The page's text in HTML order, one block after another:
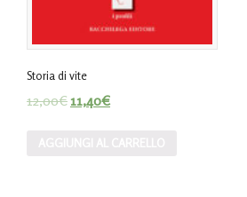
Storia di vite
12,00€11,40€